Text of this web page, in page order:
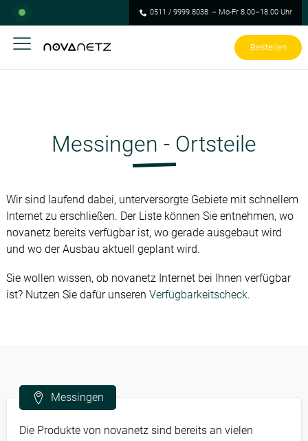
0511 / 9999 8038 – Mo-Fr 8.00–18.00 Uhr
Bestellen
Messingen - Ortsteile
Wir sind laufend dabei, unterversorgte Gebiete mit schnellem
Internet zu erschließen. Der Liste können Sie entnehmen, wo
novanetz bereits verfügbar ist, wo gerade ausgebaut wird
und wo der Ausbau aktuell geplant wird.
Sie wollen wissen, ob novanetz Internet bei Ihnen verfügbar
ist? Nutzen Sie dafür unseren Verfügbarkeitscheck.
Messingen
Die Produkte von novanetz sind bereits an vielen